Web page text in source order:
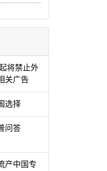
将禁止外
关广告
选择
问答
产中国专